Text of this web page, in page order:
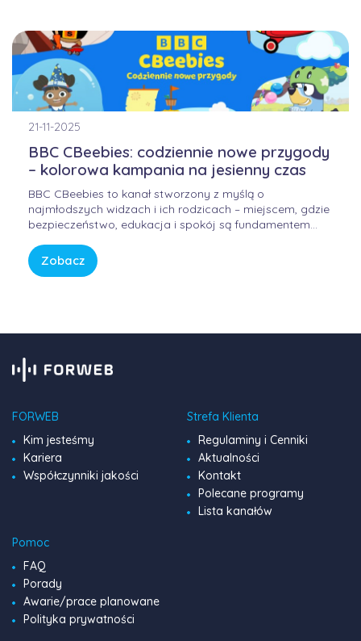
21-11-2025
BBC CBeebies: codziennie nowe przygody
– kolorowa kampania na jesienny czas
BBC CBeebies to kanał stworzony z myślą o
najmłodszych widzach i ich rodzicach – miejscem, gdzie
bezpieczeństwo, edukacja i spokój są fundamentem
tempa, CBeebies oferuje przestrzeń, w której dzieci
mogą odkrywać świat w sposób bezpieczny, kreatywny i
Zobacz
FORWEB
Kim jesteśmy
Kariera
Współczynniki jakości
Strefa Klienta
Regulaminy i Cenniki
Aktualności
Kontakt
Polecane programy
Lista kanałów
Pomoc
FAQ
Porady
Awarie/prace planowane
Polityka prywatności